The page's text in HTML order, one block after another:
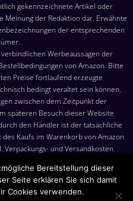
gekennzeichnete Artikel oder
der Redaktion dar. Erwähnte
der entsprechenden
Werbeaussagen der
von Amazon. Bitte
Preise fortlaufend erzeugte
bedingt veraltet sein können.
zwischen dem Zeitpunkt der
späteren Besuch dieser Website
den Händler ist der tatsächliche
Kaufs im Warenkorb von Amazon
Verpackungs- und Versandkosten.
nach Deutschland. Es gelten jedoch
Liefer- und Versandkosten.
werden von den jeweiligen Händler
Bereitstellung dieser
Seite erklären Sie sich damit
Cookies verwenden.